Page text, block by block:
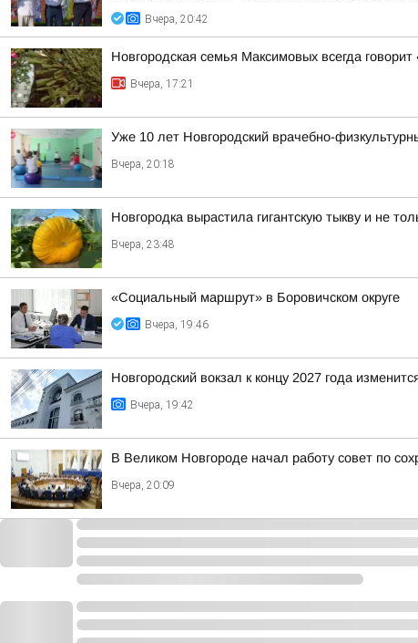
Вчера, 20:42
Новгородская семья Максимовых всегда
Вчера, 17:21
Уже 10 лет Новгородский врачебно-
Вчера, 20:18
Новгородка вырастила гигантскую тыкву и не
Вчера, 23:48
«Социальный маршрут» в Боровичском округе
Вчера, 19:46
Новгородский вокзал к концу 2027 года
Вчера, 19:42
В Великом Новгороде начал работу совет по
Вчера, 20:09